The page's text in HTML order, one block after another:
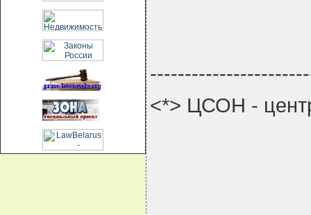
<*> ЦСОН -